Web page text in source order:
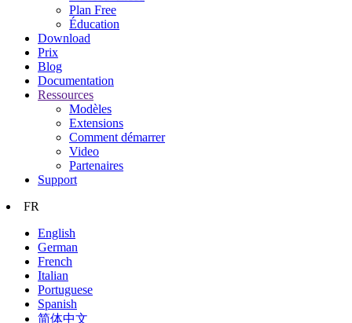
Plan Free
Éducation
Download
Prix
Blog
Documentation
Ressources
Modèles
Extensions
Comment démarrer
Video
Partenaires
Support
FR
English
German
French
Italian
Portuguese
Spanish
简体中文